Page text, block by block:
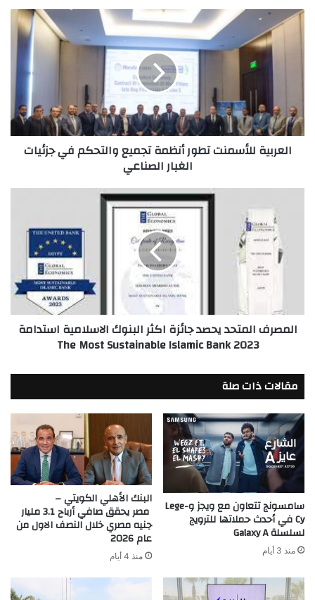
العربية
للأسمنت
في
جزئيات
الغبار
الصناعي
العربية للأسمنت تطور أنظمة تجميع والتحكم في جزئيات
الغبار الصناعي
2023
The
Islamic
Bank
المصرف المتحد يحصد جائزة اكثر البنوك الاسلامية استدامة
2023 The Most Sustainable Islamic Bank
مقالات ذات صلة
سامسونج تتعاون مع ويجز وLege-
Cy في أحدث حملاتها للترويج
لسلسلة Galaxy A
منذ 3 أيام
البنك الأهلي الكويتي –
مصر يحقق صافي أرباح 3.1 مليار
جنيه مصري خلال النصف الاول من
عام 2026
منذ 4 أيام